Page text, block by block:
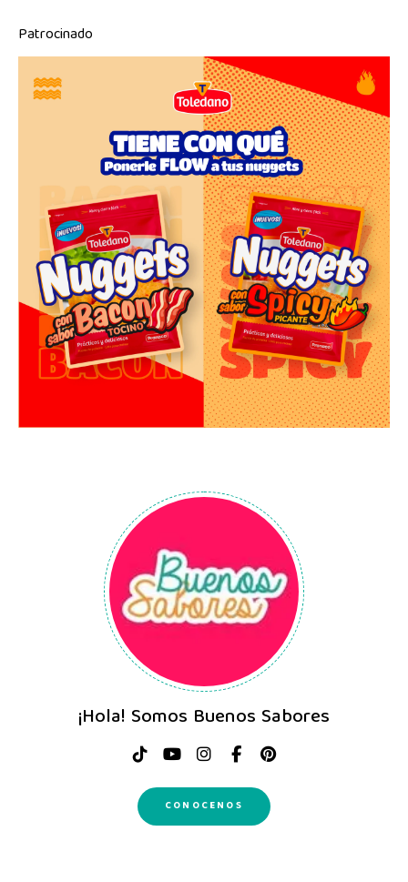
Patrocinado
¡Hola! Somos Buenos Sabores
CONOCENOS